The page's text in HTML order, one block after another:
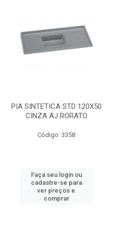
PIA SINTETICA STD 120X50
CINZA AJ RORATO
Código: 3358
Faça seu login ou
cadastre-se para
ver preços e
comprar